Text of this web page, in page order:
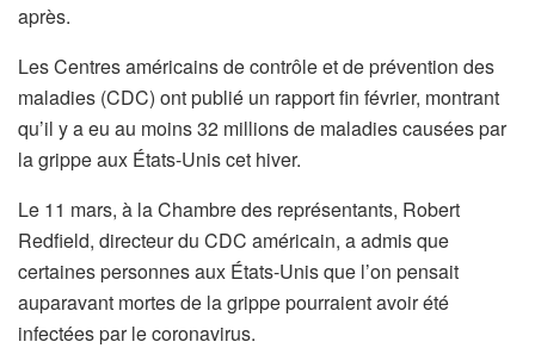
après.
Les Centres américains de contrôle et de prévention des
maladies (CDC) ont publié un rapport fin février, montrant
qu’il y a eu au moins 32 millions de maladies causées par
la grippe aux États-Unis cet hiver.
Le 11 mars, à la Chambre des représentants, Robert
Redfield, directeur du CDC américain, a admis que
certaines personnes aux États-Unis que l’on pensait
auparavant mortes de la grippe pourraient avoir été
infectées par le coronavirus.